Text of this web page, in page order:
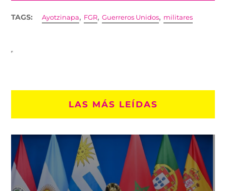
TAGS: Ayotzinapa, FGR,Guerreros Unidos, militares
LAS MÁS LEÍDAS